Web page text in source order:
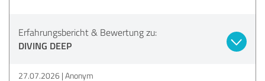
Erfahrungsbericht & Bewertung zu:
DIVING DEEP
27.07.2026 Anonym